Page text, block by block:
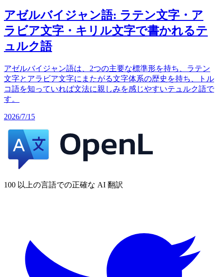
アゼルバイジャン語: ラテン文字・ア
ラビア文字・キリル文字で書かれるテ
ュルク語
アゼルバイジャン語は、2つの主要な標準形を持ち、ラテン
文字とアラビア文字にまたがる文字体系の歴史を持ち、トル
コ語を知っていれば文法に親しみを感じやすいテュルク語で
す。
2026/7/15
100 以上の言語での正確な AI 翻訳